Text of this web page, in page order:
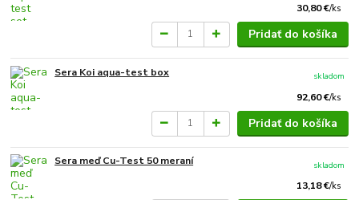
30,80 €/ks
Pridať do košíka
Sera Koi aqua-test box
92,60 €/ks
skladom
Pridať do košíka
Sera meď Cu-Test 50 meraní
13,18 €/ks
skladom